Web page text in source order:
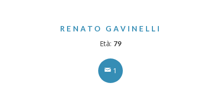
RENATO GAVINELLI
Età: 79
1